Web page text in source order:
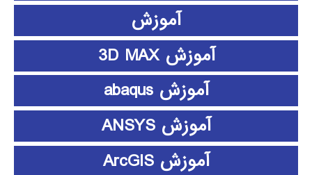
آموزش
آموزش 3D MAX
آموزش abaqus
آموزش ANSYS
آموزش ArcGIS